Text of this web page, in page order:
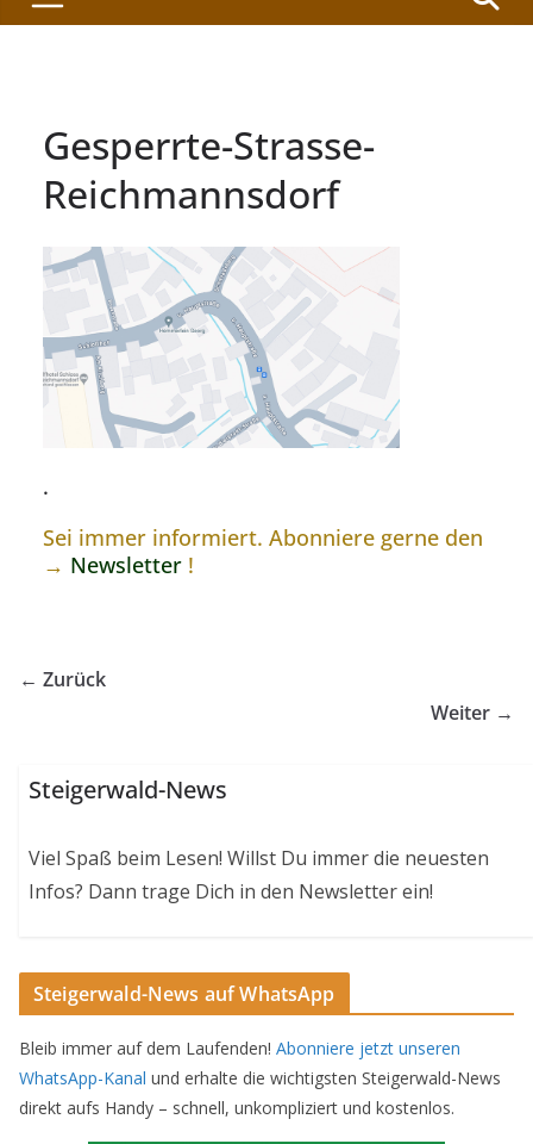
Gesperrte-Strasse-
Reichmannsdorf
.
Sei immer informiert. Abonniere gerne den
→ Newsletter !
← Zurück
Weiter →
Steigerwald-News
Viel Spaß beim Lesen! Willst Du immer die neuesten
Infos? Dann trage Dich in den Newsletter ein!
Steigerwald-News auf WhatsApp
Bleib immer auf dem Laufenden! Abonniere jetzt unseren
WhatsApp-Kanal und erhalte die wichtigsten Steigerwald-News
direkt aufs Handy – schnell, unkompliziert und kostenlos.